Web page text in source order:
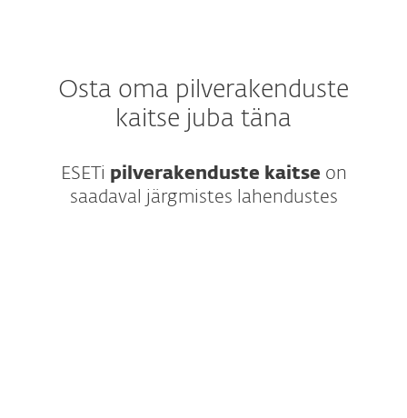
Osta oma pilverakenduste
kaitse juba täna
ESETi pilverakenduste kaitse on
saadaval järgmistes lahendustes